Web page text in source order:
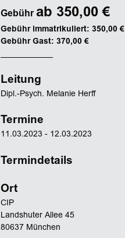
Gebühr ab 350,00 €
Gebühr immatrikuliert: 350,00 €
Gebühr Gast: 370,00 €
Leitung
Dipl.-Psych. Melanie Herff
Termine
11.03.2023 - 12.03.2023
Termindetails
Ort
CIP
Landshuter Allee 45
80637 München